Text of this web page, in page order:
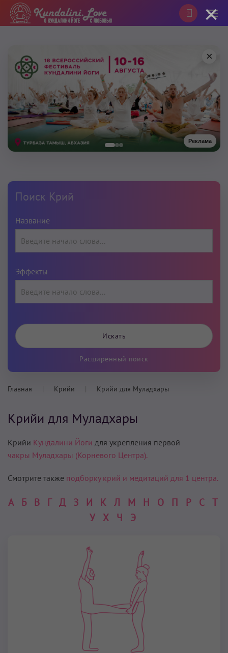
Реклама
×
Поиск Крий
Название
Эффекты
Расширенный поиск
Главная Крийи Крийи для Муладхары
Крийи для Муладхары
Крийи Кундалини Йоги для укрепления первой
чакры Муладхары (Корневого Центра).
Смотрите также подборку крий и медитаций для 1 центра.
А Б В Г Д З И К Л М Н О П Р С Т
У Х Ч Э
×